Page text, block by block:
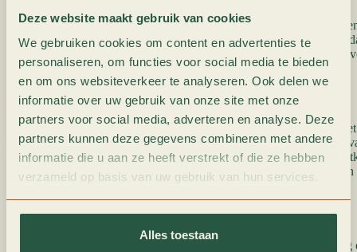
Deze website maakt gebruik van cookies
We gebruiken cookies om content en advertenties te
personaliseren, om functies voor social media te bieden
en om ons websiteverkeer te analyseren. Ook delen we
informatie over uw gebruik van onze site met onze
partners voor social media, adverteren en analyse. Deze
partners kunnen deze gegevens combineren met andere
informatie die u aan ze heeft verstrekt of die ze hebben
verzameld op basis van uw gebruik van hun services.
Alles toestaan
Onder auto onderhoud in Eerbeek verstaan wij
graag voor jou doen! Deze werkzaamheden hebben wij
onderhoudsmenu. Natuurlijk doen wij graag wat
koffie of thee, gratis lampjes of vloeistof.
Hoe vaak een airco reinigen en vullen?
Het is aanbevolen om een ​​airco jaarlijks te reinigen en
zorgt u voor optimale prestaties. Regelmatig onderhoud
dat de airco langer mee gaat. Verder verbetert dit de
kostbare reparaties. Met een goed onderhouden airco
zich comfortabel in de warme zomerweken!
De Dorpsgarage werd opgericht in 2009. Het is een